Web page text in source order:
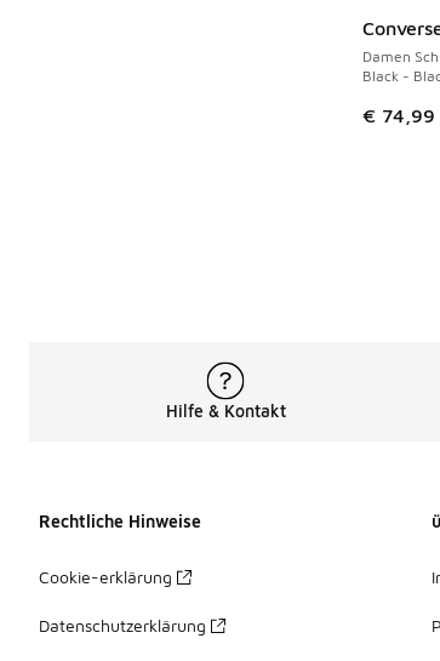
Damen
Black -
€ 74,99
Hilfe & Kontakt
Rechtliche Hinweise
Cookie-erklärung
Datenschutzerklärung